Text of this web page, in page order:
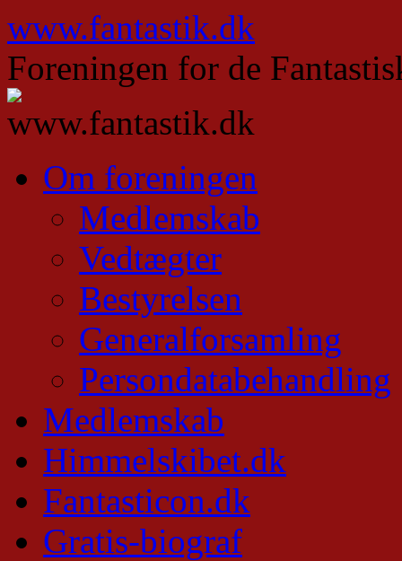
til
indhold
www.fantastik.dk
Foreningen for de
Om foreningen
Medlemskab
Vedtægter
Bestyrelsen
Generalforsamling
Persondatabehandling
Medlemskab
Himmelskibet.dk
Fantasticon.dk
Gratis-biograf